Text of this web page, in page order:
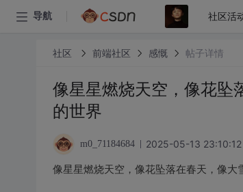
导航 社区活
社区 前端社区 感慨 帖子详情
像星星燃烧天空，像花坠
的世界
m0_71184684 2025-05-13 23:10:12
像星星燃烧天空，像花坠落在春天，像